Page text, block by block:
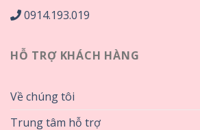
0914.193.019
HỖ TRỢ KHÁCH HÀNG
Về chúng tôi
Trung tâm hỗ trợ